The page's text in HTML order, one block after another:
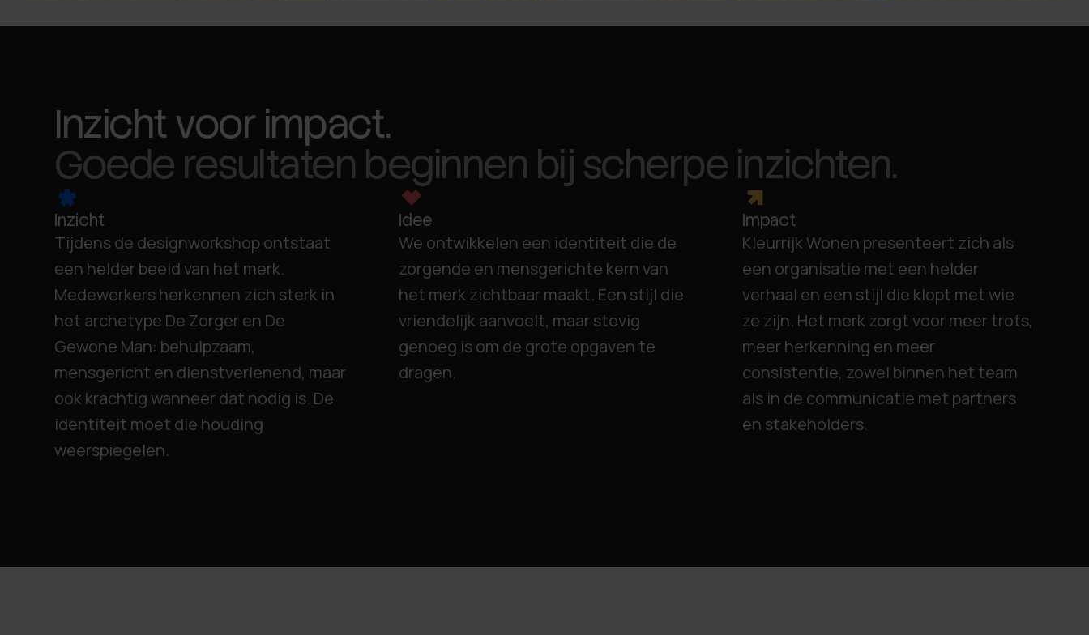
Inzicht voor impact.
Goede resultaten beginnen bij scherpe inzichten.
Inzicht
Tijdens de designworkshop ontstaat
een helder beeld van het merk.
Medewerkers herkennen zich sterk in
het archetype De Zorger en De
Gewone Man: behulpzaam,
mensgericht en dienstverlenend, maar
ook krachtig wanneer dat nodig is. De
identiteit moet die houding
weerspiegelen.
Idee
We ontwikkelen een identiteit die de
zorgende en mensgerichte kern van
het merk zichtbaar maakt. Een stijl die
vriendelijk aanvoelt, maar stevig
genoeg is om de grote opgaven te
dragen.
Impact
Kleurrijk Wonen presenteert zich als
een organisatie met een helder
verhaal en een stijl die klopt met wie
ze zijn. Het merk zorgt voor meer trots,
meer herkenning en meer
consistentie, zowel binnen het team
als in de communicatie met partners
en stakeholders.